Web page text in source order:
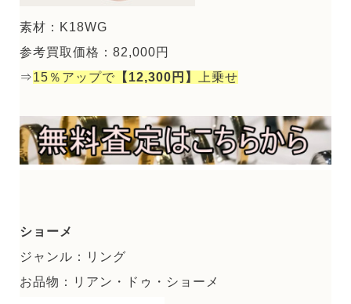
素材：K18WG
参考買取価格：82,000円
⇒15％アップで 【12,300円】 上乗せ
ショーメ
ジャンル：リング
お品物：リアン・ドゥ・ショーメ